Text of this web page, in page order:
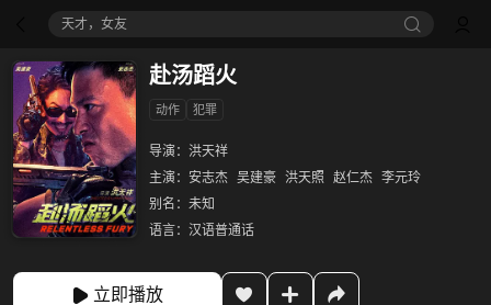
天才，女友
赴汤蹈火
动作 犯罪
导演： 洪天祥
主演： 安志杰 吴建豪 洪天照 赵仁杰 李元玲
别名： 未知
语言： 汉语普通话
立即播放